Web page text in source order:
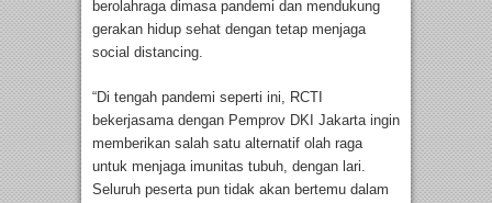
berolahraga dimasa pandemi dan mendukung
gerakan hidup sehat dengan tetap menjaga
social distancing.
“Di tengah pandemi seperti ini, RCTI
bekerjasama dengan Pemprov DKI Jakarta ingin
memberikan salah satu alternatif olah raga
untuk menjaga imunitas tubuh, dengan lari.
Seluruh peserta pun tidak akan bertemu dalam